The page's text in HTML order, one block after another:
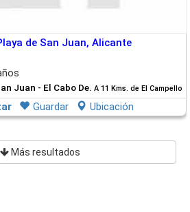
de San Juan, Alicante
Juan - El Cabo De. A 11 Kms. de El Campello
Guardar Ubicación
Más resultados